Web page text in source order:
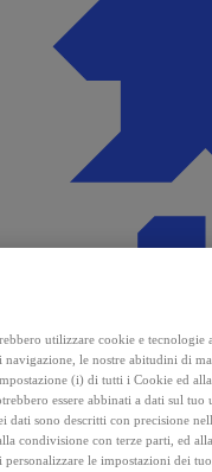
utilizzare cookie e
navigazione, le nostre abitudini di
(i) di tutti i Cookie ed
essere abbinati a dati sul
dati sono descritti con precisione
condivisione con terze parti, ed
le impostazioni dei